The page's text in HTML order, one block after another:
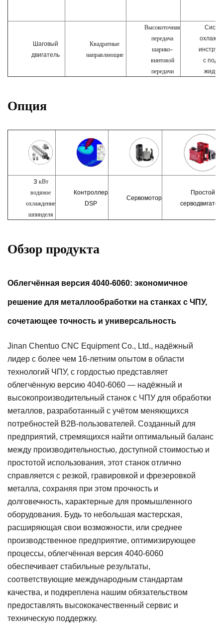
Шаговый
двигатель
Квадратные
направляющие
Высокоточная
передача
шарико-
винтовой
передачи
с
Опция
3 кВт
водяное
охлаждение
шпинделя
Контроллер
DSP
Сервомотор
Простой
Обзор продукта
Облегчённая версия 4040-6060: экономичное
решение для металлообработки на станках с ЧПУ,
сочетающее точность и универсальность
Jinan Chentuo CNC Equipment Co., Ltd., надёжный
лидер с более чем 16-летним опытом в области
технологий ЧПУ, с гордостью представляет
облегчённую версию 4040-6060 — надёжный и
высокопроизводительный станок с ЧПУ для обработки
металлов, разработанный с учётом меняющихся
потребностей B2B-пользователей. Созданный для
предприятий, стремящихся найти оптимальный баланс
между производительностью, доступной стоимостью и
простотой использования, этот станок отлично
справляется с резкой, гравировкой и фрезеровкой
металла, сохраняя при этом прочность и
долговечность, характерные для промышленного
оборудования. Будь то небольшая мастерская,
расширяющая свои возможности, или среднее
производственное предприятие, оптимизирующее
процессы, облегчённая версия 4040-6060
обеспечивает стабильные результаты,
соответствующие международным стандартам
качества, и подкреплена нашим обязательством
предоставлять высококачественный сервис и
техническую поддержку.